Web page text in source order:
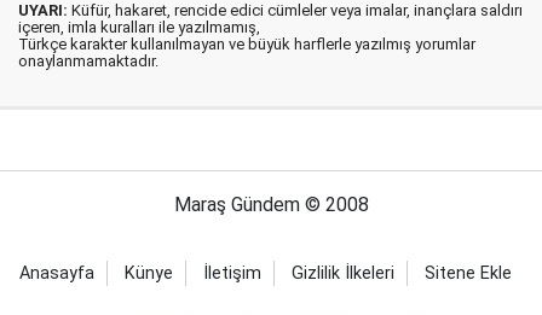
UYARI: Küfür, hakaret, rencide edici cümleler veya imalar, inançlara saldırı
içeren, imla kuralları ile yazılmamış,
Türkçe karakter kullanılmayan ve büyük harflerle yazılmış yorumlar
onaylanmamaktadır.
Maraş Gündem © 2008
Anasayfa Künye İletişim Gizlilik İlkeleri Sitene Ekle